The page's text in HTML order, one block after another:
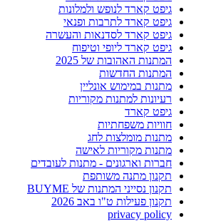
גיפט קארד לנופש ולמלונות
גיפט קארד לתרבות ופנאי
גיפט קארד לסדנאות והעשרה
גיפט קארד ליופי וטיפוח
המתנות האהובות של 2025
המתנות החדשות
מתנות במימוש אונליין
רעיונות למתנות מקוריות
גיפט קארד
חוויות משפחתיות
מתנות מומלצות לחג
מתנות מקוריות לאישה
חברות וארגונים - מתנות לעובדים
תקנון מתנה משותפת
תקנון נסייני המתנות של BUYME
תקנון פעילות ט"ו באב 2026
privacy policy